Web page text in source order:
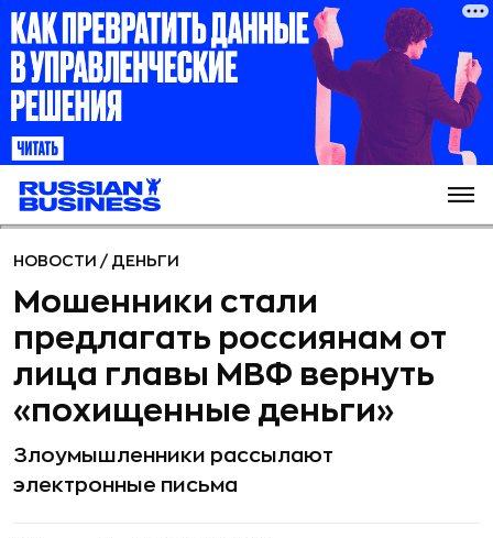
НОВОСТИ / ДЕНЬГИ
Мошенники стали
предлагать россиянам от
лица главы МВФ вернуть
«похищенные деньги»
Злоумышленники рассылают
электронные письма